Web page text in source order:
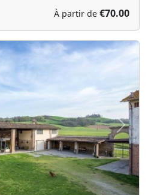
À partir de €70.00
Next